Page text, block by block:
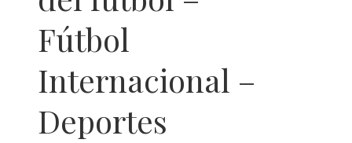
Fútbol
Internacional –
Deportes